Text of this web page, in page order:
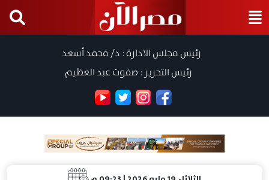
رئيس مجلس الادارة : د/ محمد أسعد
رئيس التحرير : صفوت عبد العظيم